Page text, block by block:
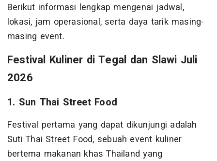
Berikut informasi lengkap mengenai jadwal,
lokasi, jam operasional, serta daya tarik masing-
masing event.
Festival Kuliner di Tegal dan Slawi Juli
2026
1. Sun Thai Street Food
Festival pertama yang dapat dikunjungi adalah
Suti Thai Street Food, sebuah event kuliner
bertema makanan khas Thailand yang